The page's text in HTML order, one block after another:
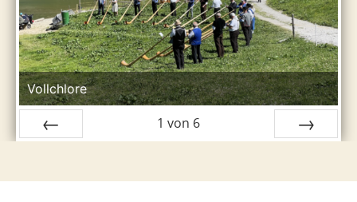
Vollchlore
1 von 6